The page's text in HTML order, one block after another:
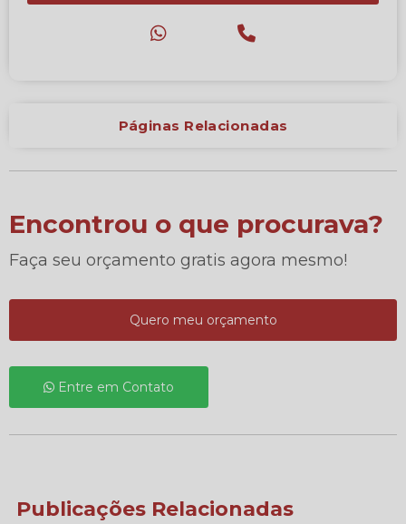
Páginas Relacionadas
Encontrou o que procurava?
Faça seu orçamento gratis agora mesmo!
Quero meu orçamento
Entre em Contato
Publicações Relacionadas